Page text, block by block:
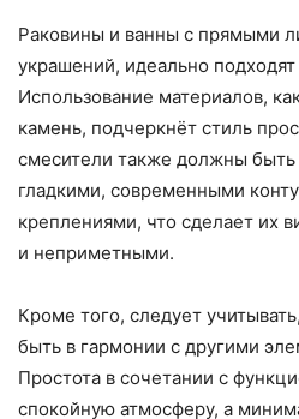
Раковины и ванны с прямыми
украшений, идеально
Использование материалов,
камень, подчеркнёт стиль
смесители также должны
гладкими, современными
креплениями, что сделает их
и неприметными.
Кроме того, следует
быть в гармонии с другими
Простота в сочетании с
спокойную атмосферу, а